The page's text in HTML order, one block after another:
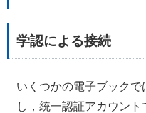
学認による接続
いくつかの電子ブック
し，統一認証アカウン